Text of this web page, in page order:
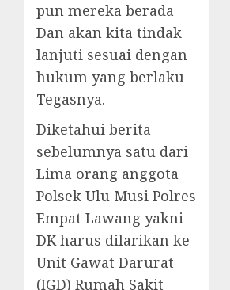
pun mereka berada
Dan akan kita tindak
lanjuti sesuai dengan
hukum yang berlaku
Tegasnya.
Diketahui berita
sebelumnya satu dari
Lima orang anggota
Polsek Ulu Musi Polres
Empat Lawang yakni
DK harus dilarikan ke
Unit Gawat Darurat
(IGD) Rumah Sakit